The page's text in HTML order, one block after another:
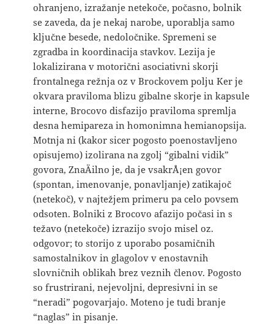
ohranjeno, izražanje netekoče, počasno, bolnik
se zaveda, da je nekaj narobe, uporablja samo
ključne besede, nedoločnike. Spremeni se
zgradba in koordinacija stavkov. Lezija je
lokalizirana v motorični asociativni skorji
frontalnega režnja oz v Brockovem polju Ker je
okvara praviloma blizu gibalne skorje in kapsule
interne, Brocovo disfazijo praviloma spremlja
desna hemipareza in homonimna hemianopsija.
Motnja ni (kakor sicer pogosto poenostavljeno
opisujemo) izolirana na zgolj “gibalni vidik”
govora, ZnaÄilno je, da je vsakrÅ¡en govor
(spontan, imenovanje, ponavljanje) zatikajoč
(netekoč), v najtežjem primeru pa celo povsem
odsoten. Bolniki z Brocovo afazijo počasi in s
težavo (netekoče) izrazijo svojo misel oz.
odgovor; to storijo z uporabo posamičnih
samostalnikov in glagolov v enostavnih
slovničnih oblikah brez veznih členov. Pogosto
so frustrirani, nejevoljni, depresivni in se
“neradi” pogovarjajo. Moteno je tudi branje
“naglas” in pisanje.